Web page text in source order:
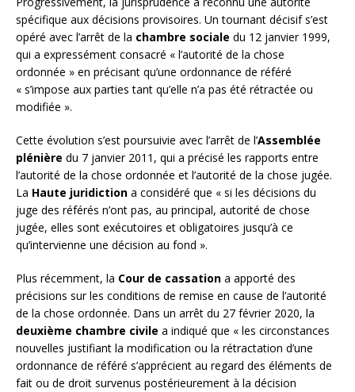
spécifique aux décisions provisoires. Un tournant décisif s’est
opéré avec l’arrêt de la chambre sociale du 12 janvier 1999,
qui a expressément consacré « l’autorité de la chose
ordonnée » en précisant qu’une ordonnance de référé
« s’impose aux parties tant qu’elle n’a pas été rétractée ou
modifiée ».
Cette évolution s’est poursuivie avec l’arrêt de l’Assemblée
plénière du 7 janvier 2011, qui a précisé les rapports entre
l’autorité de la chose ordonnée et l’autorité de la chose jugée.
La Haute juridiction a considéré que « si les décisions du
juge des référés n’ont pas, au principal, autorité de chose
jugée, elles sont exécutoires et obligatoires jusqu’à ce
qu’intervienne une décision au fond ».
Plus récemment, la Cour de cassation a apporté des
précisions sur les conditions de remise en cause de l’autorité
de la chose ordonnée. Dans un arrêt du 27 février 2020, la
deuxième chambre civile a indiqué que « les circonstances
nouvelles justifiant la modification ou la rétractation d’une
ordonnance de référé s’apprécient au regard des éléments de
fait ou de droit survenus postérieurement à la décision